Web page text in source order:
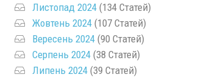
Листопад 2024(134 Статей)
Жовтень 2024(107 Статей)
Вересень 2024(90 Статей)
Серпень 2024(38 Статей)
Липень 2024(39 Статей)